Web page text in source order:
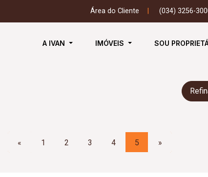
Área do Cliente (034) 3256-
A IVAN IMÓVEIS SOU
« 1 2 3 4 5 »